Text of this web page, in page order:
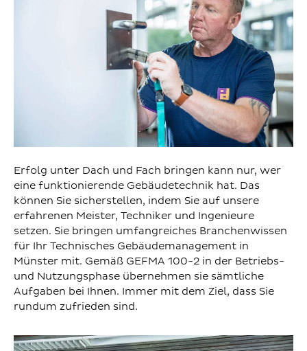
Erfolg unter Dach und Fach bringen kann nur, wer
eine funktionierende Gebäudetechnik hat. Das
können Sie sicherstellen, indem Sie auf unsere
erfahrenen Meister, Techniker und Ingenieure
setzen. Sie bringen umfangreiches Branchenwissen
für Ihr Technisches Gebäudemanagement in
Münster mit. Gemäß GEFMA 100-2 in der Betriebs-
und Nutzungsphase übernehmen sie sämtliche
Aufgaben bei Ihnen. Immer mit dem Ziel, dass Sie
rundum zufrieden sind.